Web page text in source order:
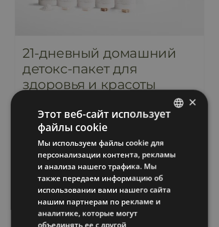
21-дневный домашний
детокс-пакет для
здоровья и красоты
Информация
RUSSIAN
LATVIAN
×
Этот веб-сайт использует
файлы cookie
Мы используем файлы cookie для
персонализации контента, рекламы
и анализа нашего трафика. Мы
также передаем информацию об
использовании вами нашего сайта
нашим партнерам по рекламе и
аналитике, которые могут
объединять ее с другой